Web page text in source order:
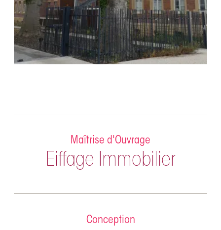
Maîtrise d'Ouvrage
Eiffage Immobilier
Conception